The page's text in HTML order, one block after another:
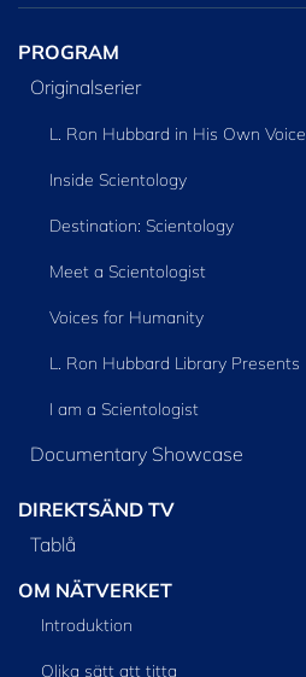
PROGRAM
Originalserier
L. Ron Hubbard in His Own Voice
Inside Scientology
Destination: Scientology
Meet a Scientologist
Voices for Humanity
L. Ron Hubbard Library Presents
I am a Scientologist
Documentary Showcase
DIREKTSÄND TV
Tablå
OM NÄTVERKET
Introduktion
Olika sätt att titta